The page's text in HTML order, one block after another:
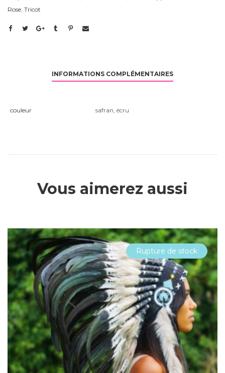
Rose, Tricot
INFORMATIONS COMPLÉMENTAIRES
couleur safran, écru
Vous aimerez aussi
Rupture de stock